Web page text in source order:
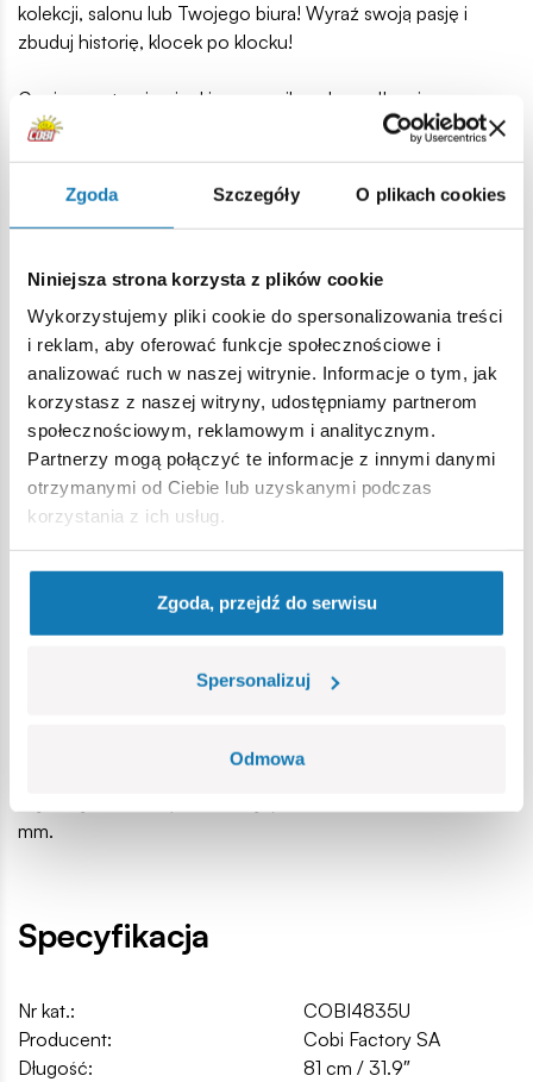
Zgoda Szczegóły O plikach cookies
Niniejsza strona korzysta z plików cookie
Wykorzystujemy pliki cookie do spersonalizowania treści
i reklam, aby oferować funkcje społecznościowe i
analizować ruch w naszej witrynie. Informacje o tym, jak
korzystasz z naszej witryny, udostępniamy partnerom
społecznościowym, reklamowym i analitycznym.
Partnerzy mogą połączyć te informacje z innymi danymi
otrzymanymi od Ciebie lub uzyskanymi podczas
korzystania z ich usług.
Zgoda, przejdź do serwisu
Spersonalizuj
Odmowa
kolekcji, salonu lub Twojego biura! Wyraź swoją pasję i
zbuduj historię, klocek po klocku!
Gneisenau to niemiecki pancernik z okresu II wojny
światowej, który wszedł do służby 21 maja 1938 roku.
Zarówno Scharnhorst, jak i Gneisenau były nowym typem
niemieckich pancerników. Charakteryzowały się one
wojennej we Francji. Gneisenau brał udział w wielu akcjach
wykazał się dobrą skutecznością. Został zatopiony 28
marca 1945 w Gdyni w celu zablokowania portu.
2417 wysokiej jakości elementów,
wyprodukowane w UE przez firmę z ponad 20-letnią
tradycją,
spełniają normy bezpieczeństwa dotyczące produktów
dla dzieci,
w pełni kompatybilne z innymi markami klocków
konstrukcyjnych,
klocki z nadrukami nie odkształcają się i nie bledną w
czasie zabawy czy pod wpływem temperatury,
mm.
Specyfikacja
Nr kat.:
COBI4835U
Producent:
Cobi Factory SA
Długość:
81 cm / 31.9″